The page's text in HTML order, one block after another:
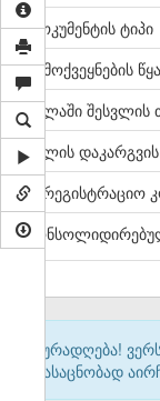
დოკუმენტის ტიპი
გამოქვეყნების
ძალაში შესვლის
ძალის
სარეგისტრაციო
ყურადღება!
გასაცნობად